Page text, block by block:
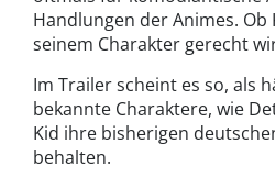
Handlungen der Animes.
seinem Charakter gerecht
Im Trailer scheint es so, als
bekannte Charaktere, wie
Kid ihre bisherigen
behalten.